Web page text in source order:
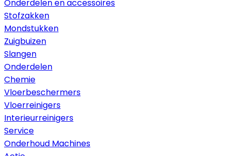
Onderdelen en accessoires
Stofzakken
Mondstukken
Zuigbuizen
Slangen
Onderdelen
Chemie
Vloerbeschermers
Vloerreinigers
Interieurreinigers
Service
Onderhoud Machines